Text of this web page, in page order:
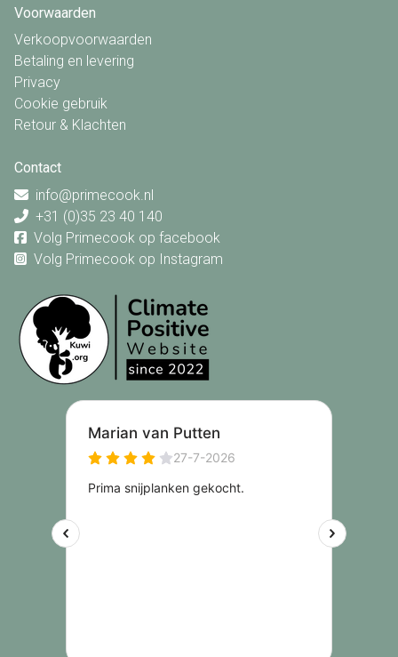
Voorwaarden
Verkoopvoorwaarden
Betaling en levering
Privacy
Cookie gebruik
Retour & Klachten
Contact
info@primecook.nl
+31 (0)35 23 40 140
Volg Primecook op facebook
Volg Primecook op Instagram